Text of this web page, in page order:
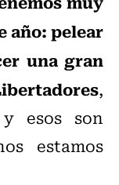
año: pelear
una gran
,
esos son
estamos